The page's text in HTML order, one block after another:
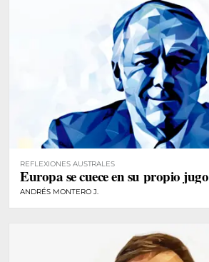
REFLEXIONES AUSTRALES
Europa se cuece en su propio jugo
ANDRÉS MONTERO J.